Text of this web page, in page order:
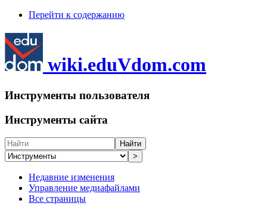
Перейти к содержанию
wiki.eduVdom.com
Инструменты пользователя
Инструменты сайта
Найти
>
Недавние изменения
Управление медиафайлами
Все страницы